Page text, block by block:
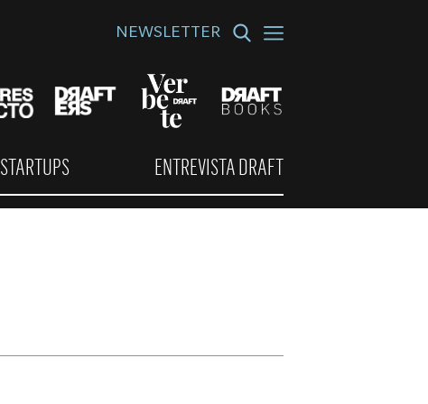
NEWSLETTER
STARTUPS ENTREVISTA DRAFT